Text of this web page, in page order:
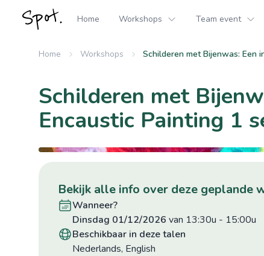
Home Workshops Team event
Home Workshops Schilderen met Bijenwas: Een
Schilderen met
Encaustic Painting 1
bekijk alle info over deze geplande
wanneer?
dinsdag 01/12/2026 van 13:30u - 15:00u
beschikbaar in deze talen
Nederlands, English